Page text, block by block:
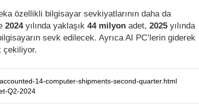
özellikli bilgisayar sevkiyatlarının daha da
2024yılında yaklaşık 44 milyon adet, 2025 yılında
sevk edilecek. Ayrıca AI PC’lerin giderek
çekiliyor.
14-computer-shipments-second-quarter.html
Q2-2024